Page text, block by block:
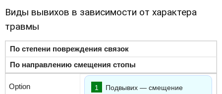
Виды вывихов в зависимости от характера
травмы
По степени повреждения связок
По направлению смещения стопы
Подвывих — смещение